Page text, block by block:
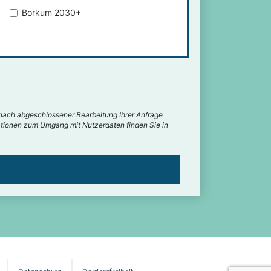
Borkum 2030+
abgeschlossener Bearbeitung Ihrer Anfrage
zum Umgang mit Nutzerdaten finden Sie in